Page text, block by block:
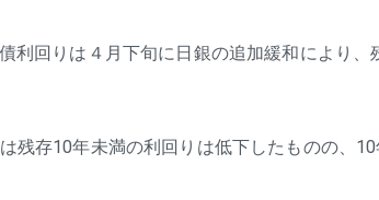
利回りは４月下旬に日銀の追加緩和により
残存10年未満の利回りは低下したものの、